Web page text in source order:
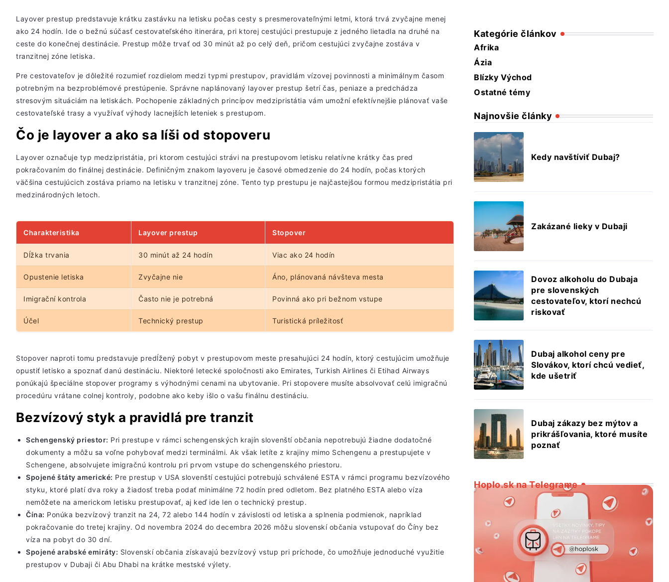
Layover prestup predstavuje krátku zastávku na letisku počas cesty s presmerovateľnými letmi, ktorá trvá zvyčajne menej
ako 24 hodín. Ide o bežnú súčasť cestovateľského itinerára, pri ktorej cestujúci prestupuje z jedného lietadla na druhé na
ceste do konečnej destinácie. Prestup môže trvať od 30 minút až po celý deň, pričom cestujúci zvyčajne zostáva v
tranzitnej zóne letiska.
Pre cestovateľov je dôležité rozumieť rozdielom medzi typmi prestupov, pravidlám vízovej povinnosti a minimálnym časom
potrebným na bezproblémové prestúpenie. Správne naplánovaný layover prestup šetrí čas, peniaze a predchádza
stresovým situáciám na letiskách. Pochopenie základných princípov medzipristátia vám umožní efektívnejšie plánovať vaše
cestovateľské trasy a využívať výhody lacnejších leteniek s prestupom.
Čo je layover a ako sa líši od stopoveru
Layover označuje typ medzipristátia, pri ktorom cestujúci strávi na prestupovom letisku relatívne krátky čas pred
pokračovaním do finálnej destinácie. Definičným znakom layoveru je časové obmedzenie do 24 hodín, počas ktorých
väčšina cestujúcich zostáva priamo na letisku v tranzitnej zóne. Tento typ prestupu je najčastejšou formou medzipristátia pri
medzinárodných letoch.
Charakteristika Layover prestup Stopover
Dĺžka trvania 30 minút až 24 hodín Viac ako 24 hodín
Opustenie letiska Zvyčajne nie Áno, plánovaná návšteva mesta
Imigrační kontrola Často nie je potrebná Povinná ako pri bežnom vstupe
Účel Technický prestup Turistická príležitosť
Stopover naproti tomu predstavuje predĺžený pobyt v prestupovom meste presahujúci 24 hodín, ktorý cestujúcim umožňuje
opustiť letisko a spoznať danú destináciu. Niektoré letecké spoločnosti ako Emirates, Turkish Airlines či Etihad Airways
ponúkajú špeciálne stopover programy s výhodnými cenami na ubytovanie. Pri stopovere musíte absolvovať celú imigračnú
procedúru vrátane colnej kontroly, podobne ako keby išlo o vašu finálnu destináciu.
Bezvízový styk a pravidlá pre tranzit
Schengenský priestor: Pri prestupe v rámci schengenských krajín slovenštíobčania nepotrebujú žiadne dodatočné
dokumenty a môžu sa voľne pohybovať medzi terminálmi. Ak však letíte z krajiny mimo Schengenu a prestupujete v
Schengene, absolvujete imigračnú kontrolu pri prvom vstupe do schengenského priestoru.
Spojené štáty americké: Pre prestup v USA slovenští cestujúci potrebujú schválené ESTA v rámci programu bezvízového
styku, ktoré platí dva roky a žiadosť treba podať minimálne 72 hodín pred odletom. Bez platného ESTA alebo víza
nemôžete na americkom letisku prestupovať, aj keď ide len o technický prestup.
Čína: Ponúka bezvízový tranzit na 24, 72 alebo 144 hodín v závislosti od letiska a splnenia podmienok, napríklad
pokračovanie do tretej krajiny. Od novembra 2024 do decembra 2026 môžu slovenskíobčania vstupovať do Číny bez
víza na pobyt do 30 dní.
Spojené arabské emiráty: Slovenskí občania získavajú bezvízový vstup pri príchode, čo umožňuje jednoduché využitie
prestupov v Dubaji či Abu Dhabi na krátke mestské výlety.
Kategórie článkov
Afrika
Ázia
Blízky Východ
Ostatné témy
Najnovšie články
Kedy navštíviť Dubaj?
Zakázané lieky v Dubaji
Dovoz alkoholu do Dubaja
pre slovenských
cestovateľov, ktorí nechcú
riskovať
Dubaj alkohol ceny pre
Slovákov, ktorí chcú vedieť,
kde ušetriť
Dubaj zákazy bez mýtov a
prikrášľovania, ktoré musíte
poznať
Hoplo.sk na Telegrame